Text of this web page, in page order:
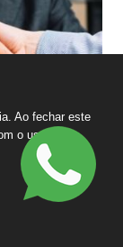
Ao fechar este
o uso de